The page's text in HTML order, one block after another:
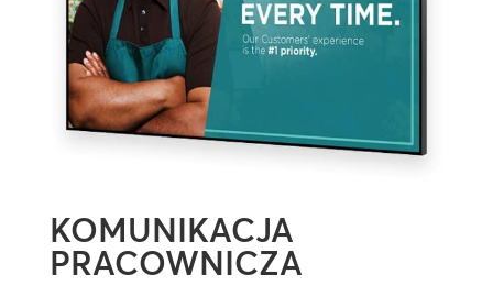
KOMUNIKACJA
PRACOWNICZA